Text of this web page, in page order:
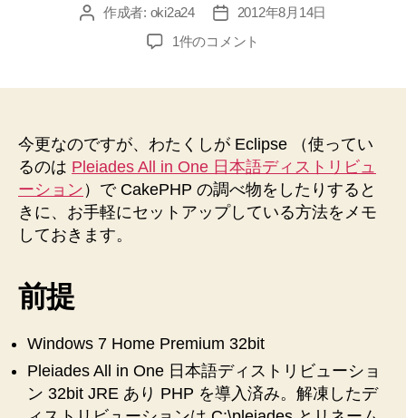
投 作成者: oki2a24
投
稿
2012年8月14日
CakePHP2
発
す
ま
で
ッ
手
順
1件のコメント
今更なのですが、わたくしが Eclipse （使ってい
るのは Pleiades All in One 日本語ディストリビュ
ーション ）で CakePHP の調べ物をしたりすると
きに、お手軽にセットアップしている方法をメモ
しておきます。
前提
Windows 7 Home Premium 32bit
Pleiades All in One 日本語ディストリビューショ
ン 32bit JRE あり PHP を導入済み。解凍したデ